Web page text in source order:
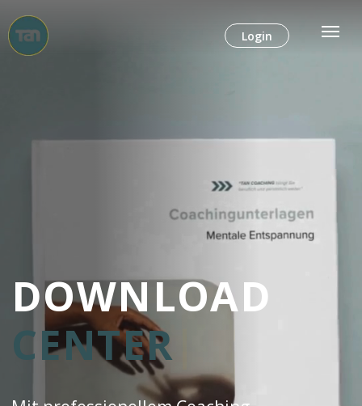
Login
Mit professionellem Coaching
zum passenden Job.
DOWNLOAD